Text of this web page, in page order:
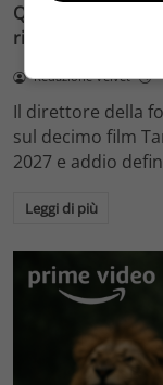
Quentin
rivela riprese
Redazione Velvet
Il direttore della
sul decimo film
2027 e addio
Leggi di più